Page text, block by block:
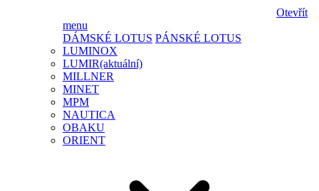
Otevřít
menu
DÁMSKÉ LOTUS PÁNSKÉ LOTUS
LUMINOX
LUMIR(aktuální)
MILLNER
MINET
MPM
NAUTICA
OBAKU
ORIENT